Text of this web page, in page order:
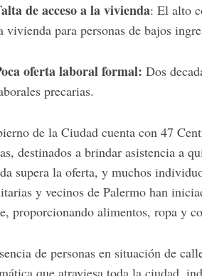
deaccesoalavivienda: El alto
vivienda para personas de bajos
oferta laboral formal: Dos
precarias.
de la Ciudad cuenta con 47
destinados a brindar asistencia a
supera la oferta, y muchos
y vecinos de Palermo han
proporcionando alimentos, ropa y
de personas en situación de
que atraviesa toda la ciudad,
a
r
c
o